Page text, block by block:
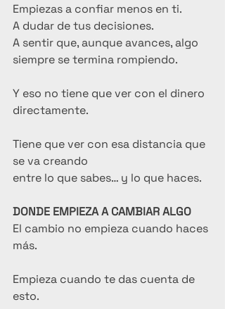
Empiezas a confiar menos en ti.
A dudar de tus decisiones.
A sentir que, aunque avances, algo
siempre se termina rompiendo.
Y eso no tiene que ver con el dinero
directamente.
Tiene que ver con esa distancia que
se va creando
entre lo que sabes… y lo que haces.
DONDE EMPIEZA A CAMBIAR ALGO
El cambio no empieza cuando haces
más.
Empieza cuando te das cuenta de
esto.